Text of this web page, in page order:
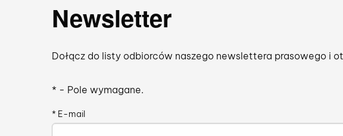
Newsletter
Dołącz do listy odbiorców naszego newslettera prasowego i
* - Pole wymagane.
* E-mail